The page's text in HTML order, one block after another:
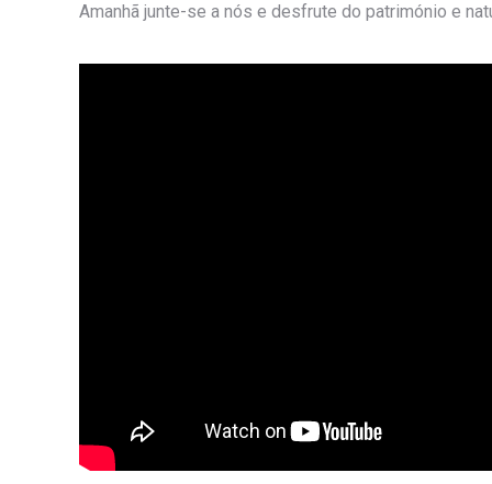
Amanhã junte-se a nós e desfrute do património e